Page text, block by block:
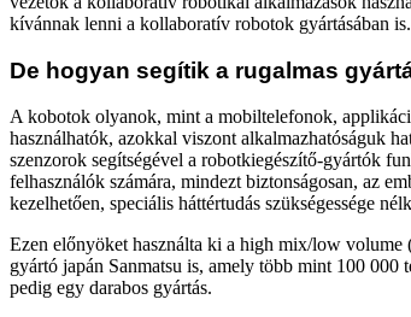
kívánnak lenni a kollaboratív robotok gyártásában is.
De hogyan segítik a rugalmas
A kobotok olyanok, mint a mobiltelefonok,
használhatók, azokkal viszont alkalmazhatóságuk
szenzorok segítségével a robotkiegészítő-gyártók
felhasználók számára, mindezt biztonságosan, az
kezelhetően, speciális háttértudás szükségessége
Ezen előnyöket használta ki a high mix/low
gyártó japán Sanmatsu is, amely több mint 100 000
pedig egy darabos gyártás.